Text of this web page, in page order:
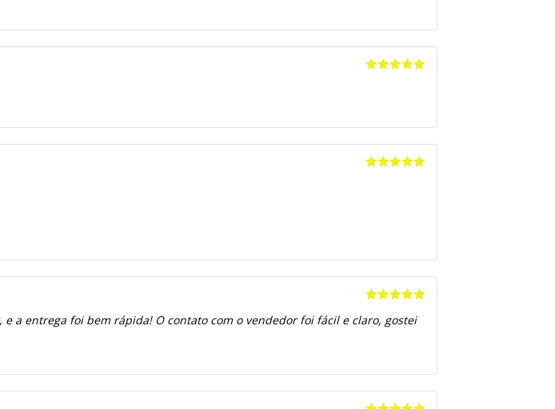
de 5
a entrega foi bem rápida! O contato com o vendedor foi fácil e claro, gostei